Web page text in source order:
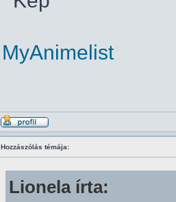
MyAnimelist
Hozzászólás témája:
Lionela írta: